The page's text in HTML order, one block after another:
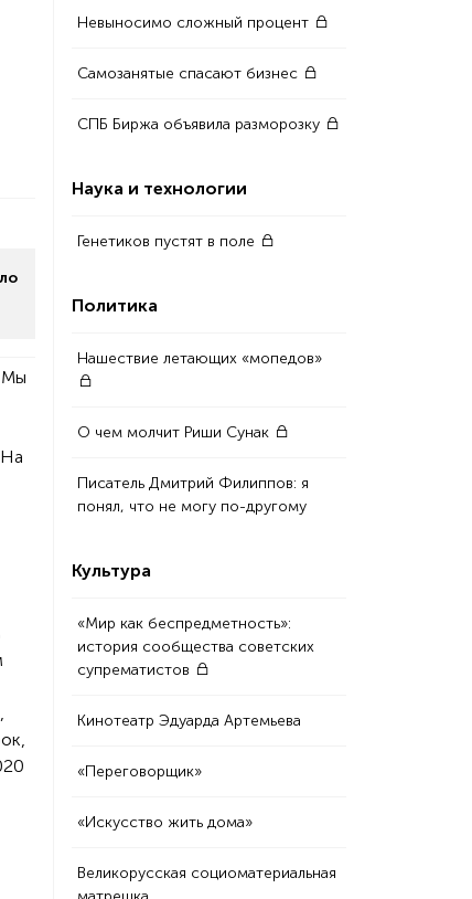
Мы
Невыносимо сложный процент
Самозанятые спасают бизнес
СПБ Биржа объявила разморозку
Наука и технологии
Генетиков пустят в поле
Политика
Нашествие летающих «мопедов»
О чем молчит Риши Сунак
Писатель Дмитрий Филиппов: я
понял, что не могу по-другому
Культура
«Мир как беспредметность»:
история сообщества советских
супрематистов
Кинотеатр Эдуарда Артемьева
«Переговорщик»
«Искусство жить дома»
Великорусская социоматериальная